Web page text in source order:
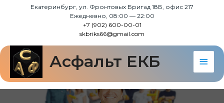
Екатеринбург, ул. Фронтовых Бригад 18Б, офис 217
Ежедневно, 08:00 — 22:00
+7 (902) 600-00-01
skbriks66@gmail.com
Асфальт ЕКБ